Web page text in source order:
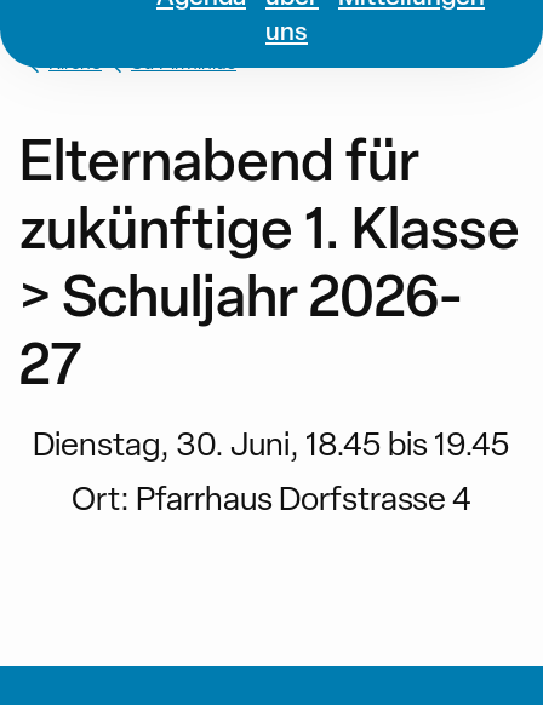
uns
Kirche St. Pirminius
Elternabend für
zukünftige 1. Klasse
> Schuljahr 2026-
27
Dienstag, 30. Juni, 18.45 bis 19.45
Ort: Pfarrhaus Dorfstrasse 4